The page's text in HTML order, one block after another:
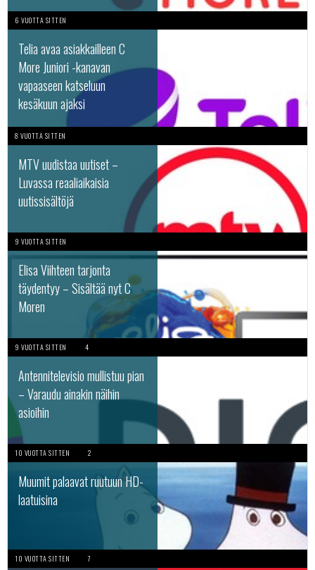
6 VUOTTA SITTEN
Telia avaa asiakkailleen C
More Juniori -kanavan
vapaaseen katseluun
kesäkuun ajaksi
8 VUOTTA SITTEN
MTV uudistaa uutiset –
Luvassa reaaliaikaisia
uutissisältöjä
9 VUOTTA SITTEN
Elisa Viihteen tarjonta
täydentyy – Sisältää nyt C
Moren
9 VUOTTA SITTEN 4
Antennitelevisio mullistuu pian
– Varaudu ainakin näihin
asioihin
10 VUOTTA SITTEN 2
Muumit palaavat ruutuun HD-
laatuisina
10 VUOTTA SITTEN 7